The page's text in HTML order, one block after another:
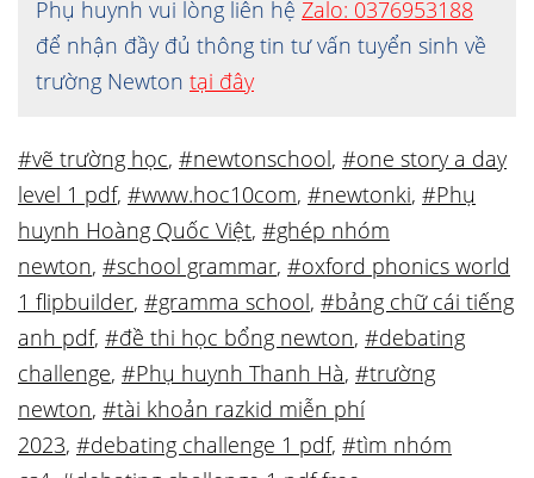
Phụ huynh vui lòng liên hệ Zalo: 0376953188
để nhận đầy đủ thông tin tư vấn tuyển sinh về
trường Newton tại đây
#vẽ trường học, #newtonschool, #one story a day
level 1 pdf, #www.hoc10com, #newtonki, #Phụ
huynh Hoàng Quốc Việt, #ghép nhóm
newton, #school grammar, #oxford phonics world
1 flipbuilder, #gramma school, #bảng chữ cái tiếng
anh pdf, #đề thi học bổng newton, #debating
challenge, #Phụ huynh Thanh Hà, #trường
newton, #tài khoản razkid miễn phí
2023, #debating challenge 1 pdf, #tìm nhóm